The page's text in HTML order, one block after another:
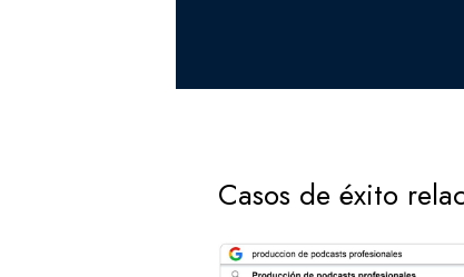
Casos de éxito